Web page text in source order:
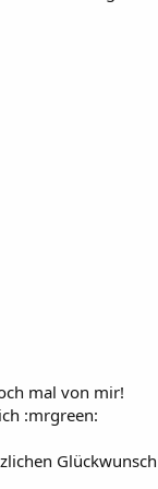
mal von mir!
:mrgreen: